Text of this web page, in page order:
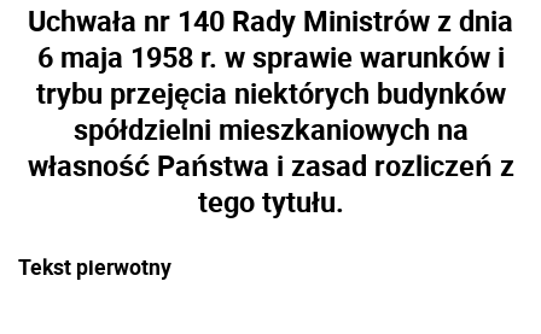
Uchwała nr 140 Rady Ministrów z dnia
6 maja 1958 r. w sprawie warunków i
trybu przejęcia niektórych budynków
spółdzielni mieszkaniowych na
własność Państwa i zasad rozliczeń z
tego tytułu.
Tekst pierwotny